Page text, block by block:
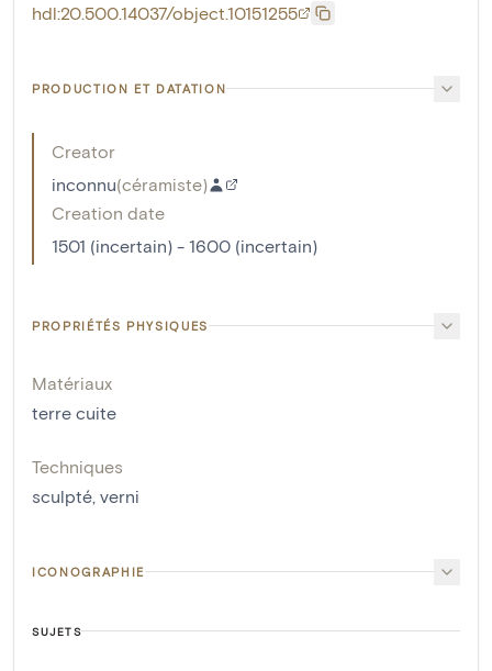
hdl:20.500.14037/object.10151255
PRODUCTION ET DATATION
Creator
inconnu(céramiste)
Creation date
1501 (incertain) - 1600 (incertain)
PROPRIÉTÉS PHYSIQUES
Matériaux
terre cuite
Techniques
sculpté, verni
ICONOGRAPHIE
SUJETS